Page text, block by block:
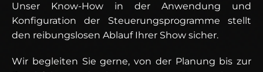
Unser Know-How in der Anwendung und
Konfiguration der Steuerungsprogramme stellt
den reibungslosen Ablauf Ihrer Show sicher.
Wir begleiten Sie gerne, von der Planung bis zur